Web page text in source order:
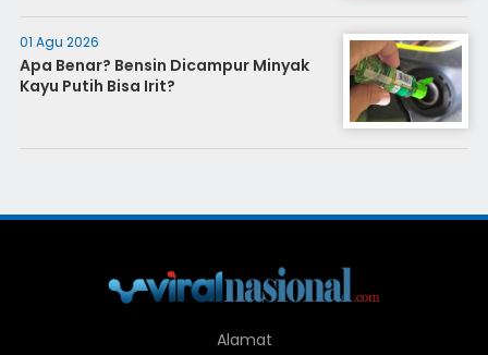
01 Agu 2026
Apa Benar? Bensin Dicampur Minyak
Kayu Putih Bisa Irit?
Alamat